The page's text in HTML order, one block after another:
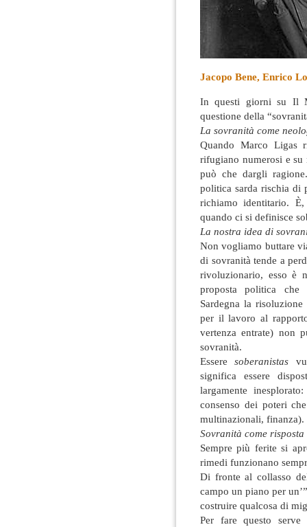
Jacopo Bene, Enrico
In questi giorni su Il
questione della
La sovranità come
Quando Marco Ligas
rifugiano numerosi e
può che dargli
politica sarda rischia di
richiamo identitario. È,
quando ci si definisce
La nostra idea di
Non vogliamo buttare
di sovranità tende a
rivoluzionario, esso è
proposta politica che
Sardegna la
per il lavoro al
vertenza entrate) non
sovranità.
Esseresoberanistas
significa essere
largamente
consenso dei poteri
multinazionali, finanza).
Sovranità come
Sempre più ferite si
rimedi funzionano
Di fronte al collasso
campo un piano per
costruire qualcosa di
Per fare questo